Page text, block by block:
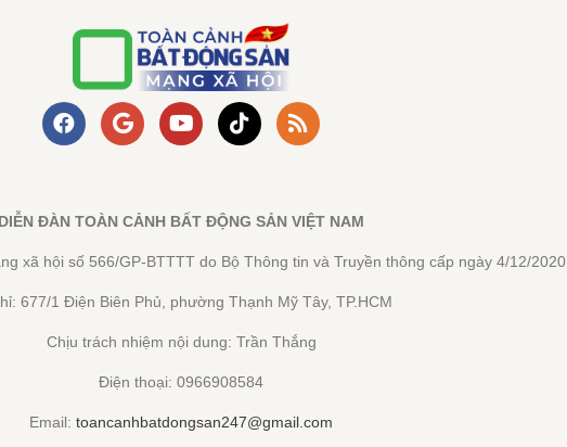
DIỄN ĐÀN TOÀN CẢNH BẤT ĐỘNG SẢN VIỆT NAM
xã hội số 566/GP-BTTTT do Bộ Thông tin và Truyền thông cấp ngày 4/12/2020
677/1 Điện Biên Phủ, phường Thạnh Mỹ Tây, TP.HCM
Chịu trách nhiệm nội dung: Trần Thắng
Điện thoại: 0966908584
Email: toancanhbatdongsan247@gmail.com